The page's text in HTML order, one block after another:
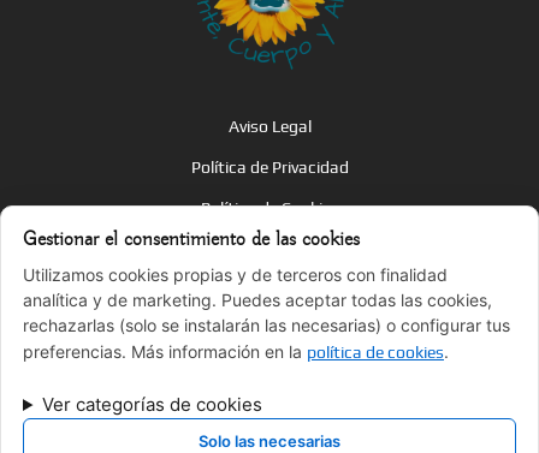
Aviso Legal
Política de Privacidad
Política de Cookies
Términos y Condiciones
Accesibilidad
Sitemap
¿Hablamos?
laura@salmonyoga.com
Gestionar el consentimiento de las cookies
Utilizamos cookies propias y de terceros con finalidad
analítica y de marketing. Puedes aceptar todas las cookies,
rechazarlas (solo se instalarán las necesarias) o configurar tus
preferencias. Más información en la política de cookies.
Ver categorías de cookies
Solo las necesarias